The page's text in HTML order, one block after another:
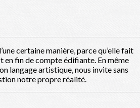
certaine manière, parce qu’elle fait
en fin de compte édifiante. En même
langage artistique, nous invite sans
notre propre réalité.